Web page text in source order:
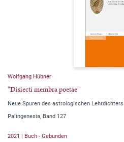
Wolfgang Hübner
"Disiecti membra poetae"
Neue Spuren des astrologischen
Palingenesia, Band 127
2021 | Buch - Gebunden